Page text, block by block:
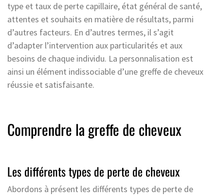
type et taux de perte capillaire, état général de santé,
attentes et souhaits en matière de résultats, parmi
d’autres facteurs. En d’autres termes, il s’agit
d’adapter l’intervention aux particularités et aux
besoins de chaque individu. La personnalisation est
ainsi un élément indissociable d’une greffe de cheveux
réussie et satisfaisante.
Comprendre la greffe de cheveux
Les différents types de perte de cheveux
Abordons à présent les différents types de perte de